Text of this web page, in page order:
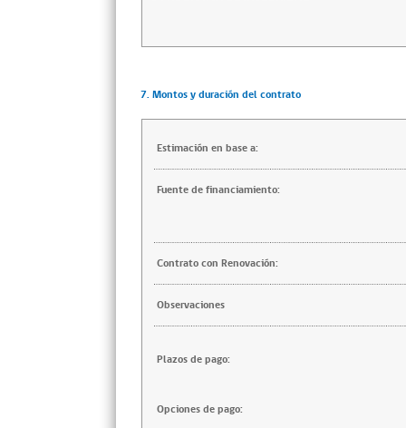
7. Montos y duración del contrato
Estimación en base a:
Fuente de financiamiento:
Contrato con Renovación:
Observaciones
Plazos de pago:
Opciones de pago: